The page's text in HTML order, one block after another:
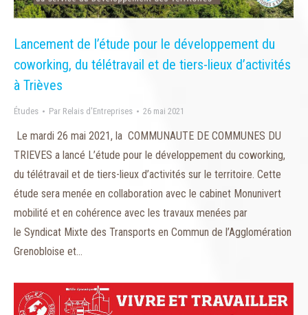
Lancement de l’étude pour le développement du
coworking, du télétravail et de tiers-lieux d’activités
à Trièves
Études Par Relais d'Entreprises 26 mai 2021
Le mardi 26 mai 2021, la COMMUNAUTE DE COMMUNES DU
TRIEVES a lancé L’étude pour le développement du coworking,
du télétravail et de tiers-lieux d’activités sur le territoire. Cette
étude sera menée en collaboration avec le cabinet Monunivert
mobilité et en cohérence avec les travaux menées par
le Syndicat Mixte des Transports en Commun de l’Agglomération
Grenobloise et…